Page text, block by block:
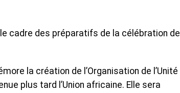
cadre des préparatifs de la célébration de
la création de l’Organisation de l’Unité
plus tard l’Union africaine. Elle sera